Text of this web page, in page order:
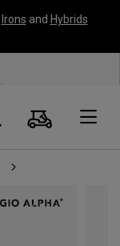
Irons and Hybrids
Suche